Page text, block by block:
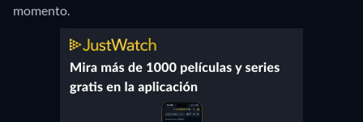
momento.